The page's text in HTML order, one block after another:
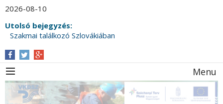
2026-08-10
Utolsó bejegyzés:
Szakmai találkozó Szlovákiában
Menu